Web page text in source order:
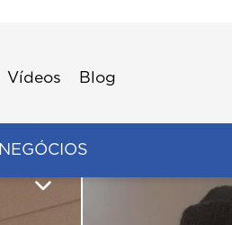
Vídeos Blog
NEGÓCIOS